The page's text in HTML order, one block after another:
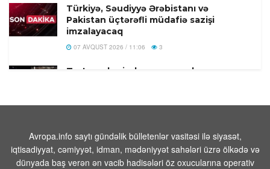
Türkiyə, Səudiyyə Ərəbistanı və
Pakistan üçtərəfli müdafiə sazişi
imzalayacaq
07 AVQUST 2026 / 11:06 3
Tərtər şəhərində ər və arvadın yanaraq
Beyləqanda 18 yaşlı gənc kanalda
bataraq ölüb
07 AVQUST 2026 / 10:04 14
Avropa.info saytı gündəlik bülletenlər vasitəsi ilə siyasət,
iqtisadiyyat, cəmiyyət, idman, mədəniyyət sahələri üzrə ölkədə və
dünyada baş verən ən vacib hadisələri öz oxucularına operativ